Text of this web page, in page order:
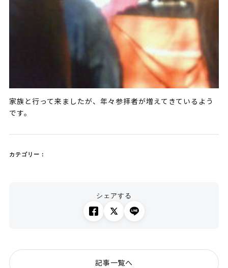
家族と行って来ましたが、年々参拝者が増えてきているよう
です。
カテゴリー：
シェアする
記事一覧へ